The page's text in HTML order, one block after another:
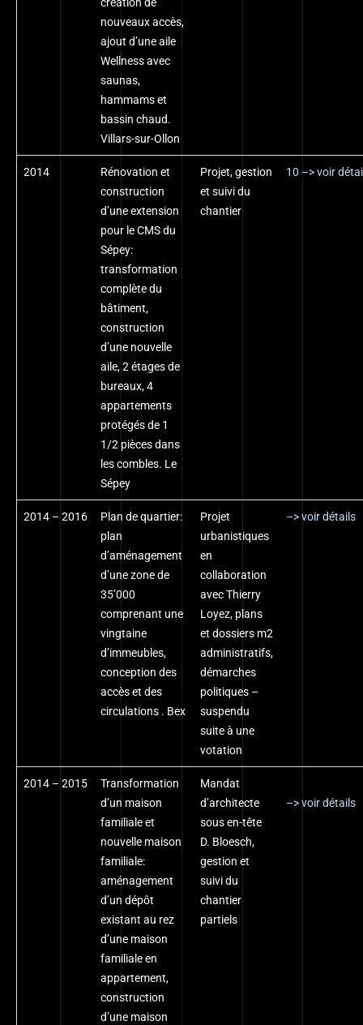
nouveaux accès,
ajout d’une aile
Wellness avec
saunas,
hammams et
bassin chaud.
Villars-sur-Ollon
2014
Rénovation et
construction
d’une extension
pour le CMS du
Sépey:
transformation
complète du
bâtiment,
construction
d’une nouvelle
aile, 2 étages de
bureaux, 4
appartements
protégés de 1
1/2 pièces dans
les combles. Le
Sépey
Projet, gestion
et suivi du
chantier
10 –> voir
2014 – 2016
Plan de quartier:
plan
d’aménagement
d’une zone de
35’000
comprenant une
vingtaine
d’immeubles,
conception des
accès et des
circulations . Bex
Projet
urbanistiques
en
collaboration
avec Thierry
Loyez, plans
et dossiers m2
administratifs,
démarches
politiques –
suspendu
suite à une
votation
–> voir détails
2014 – 2015
Transformation
d’un maison
familiale et
nouvelle maison
familiale:
aménagement
d’un dépôt
existant au rez
d’une maison
familiale en
appartement,
construction
d’une maison
Mandat
d’architecte
sous en-tête
D. Bloesch,
gestion et
suivi du
chantier
partiels
–> voir détails